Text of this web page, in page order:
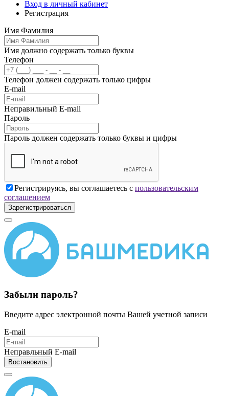
Вход в личный кабинет
Регистрация
Имя Фамилия
Имя должно содержать только буквы
Телефон
Телефон должен содержать только цифры
E-mail
Неправильный E-mail
Пароль
Пароль должен содержать только буквы и цифры
Регистрируясь, вы соглашаетесь с пользовательским
соглашением
Зарегистрироваться
Забыли пароль?
Введите адрес электронной почты Вашей учетной записи
E-mail
Неправльный E-mail
Востановить